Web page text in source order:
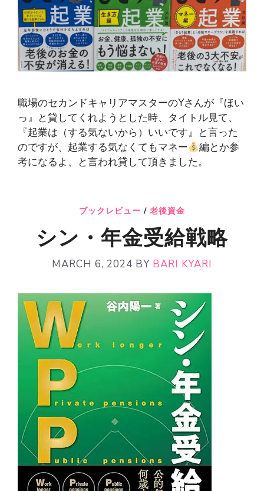
職場のセカンドキャリアマスターのYさんが『ほい
っ』と貸してくれようとした時、タイトル見て、
『起業は（する気ないから）いいです』と言った
のですが、起業する気なくてもマネー
編とか参
考になるよ、と言われ貸して頂きました。
ブックレビュー / 老後資金
シン・年金受給戦略
MARCH 6, 2024 BY BARI KYARI